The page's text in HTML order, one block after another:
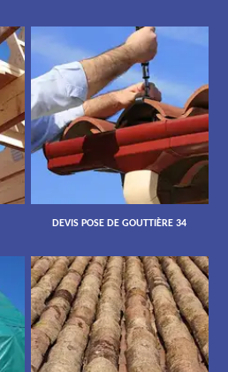
DEVIS POSE DE GOUTTIÈRE 34